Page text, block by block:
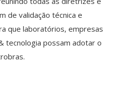
de validação técnica e
que laboratórios, empresas
tecnologia possam adotar o